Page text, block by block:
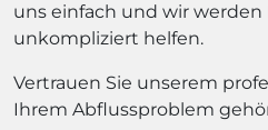
uns einfach und wir
unkompliziert helfen.
Vertrauen Sie unserem
Ihrem Abflussproblem